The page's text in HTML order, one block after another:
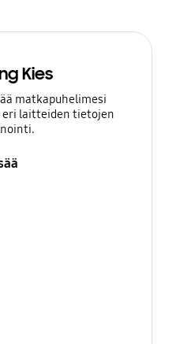
Kies
matkapuhelimesi
laitteiden tietojen